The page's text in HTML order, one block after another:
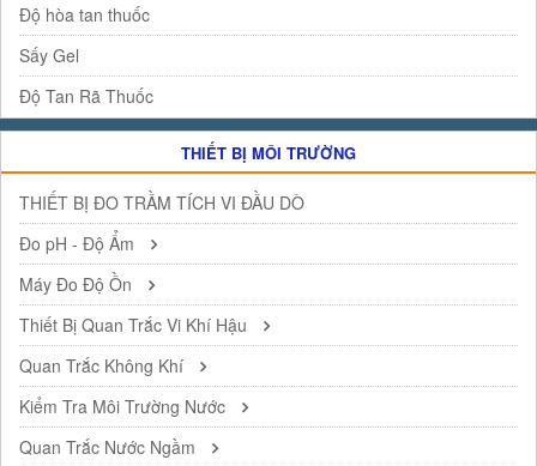
Độ hòa tan thuốc
Sấy Gel
Độ Tan Rã Thuốc
THIẾT BỊ MÔI TRƯỜNG
THIẾT BỊ ĐO TRẦM TÍCH VI ĐẦU DÒ
Đo pH - Độ Ẩm
Máy Đo Độ Ồn
Thiết Bị Quan Trắc Vi Khí Hậu
Quan Trắc Không Khí
Kiểm Tra Môi Trường Nước
Quan Trắc Nước Ngầm